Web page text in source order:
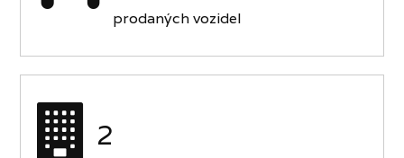
prodaných vozidel
2